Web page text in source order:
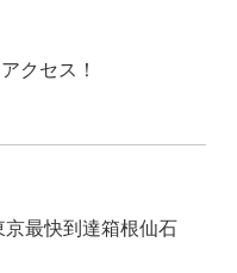
クセス！
最快到達箱根仙石